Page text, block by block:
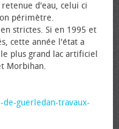
d'eau, celui ci
périmètre.
strictes. Si en 1995 et
cette année l'état a
plus grand lac artificiel
Morbihan.
guerledan-travaux-